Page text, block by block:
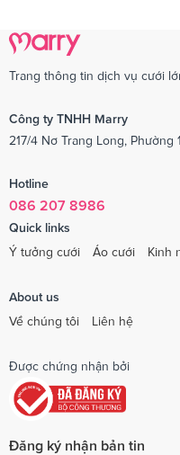
Trang thông tin dịch vụ cưới
Công ty TNHH Marry
217/4 Nơ Trang Long, Phường
Hotline
086 207 8986
Quick links
Ý tưởng cưới
Áo cưới Kinh
About us
Về chúng tôi
Liên hệ
Được chứng nhận bởi
Đăng ký nhận bản tin